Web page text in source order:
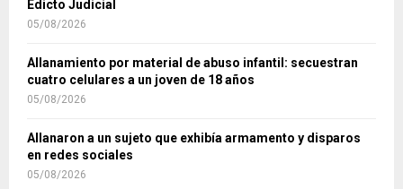
Edicto Judicial
05/08/2026
Allanamiento por material de abuso infantil: secuestran
cuatro celulares a un joven de 18 años
05/08/2026
Allanaron a un sujeto que exhibía armamento y disparos
en redes sociales
05/08/2026